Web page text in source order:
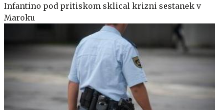
Infantino pod pritiskom sklical krizni sestanek v
Maroku